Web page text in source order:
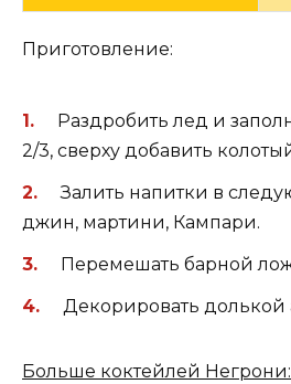
Приготовление:
Раздробить лед и
2/3, сверху добавить
Залить напитки в
джин, мартини, Кампари.
Перемешать барной
Декорировать долькой
Больше коктейлей